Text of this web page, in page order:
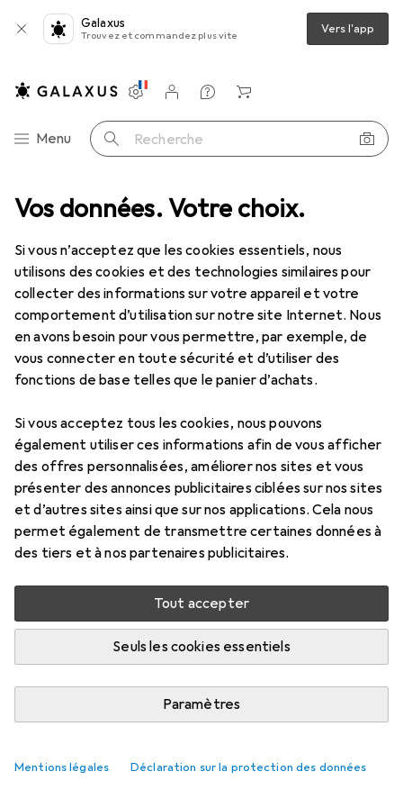
Vos données. Votre choix.
Si vous n’acceptez que les cookies essentiels, nous
utilisons des cookies et des technologies similaires pour
collecter des informations sur votre appareil et votre
comportement d’utilisation sur notre site Internet. Nous
en avons besoin pour vous permettre, par exemple, de
vous connecter en toute sécurité et d’utiliser des
fonctions de base telles que le panier d’achats.
Si vous acceptez tous les cookies, nous pouvons
également utiliser ces informations afin de vous afficher
des offres personnalisées, améliorer nos sites et vous
présenter des annonces publicitaires ciblées sur nos sites
et d’autres sites ainsi que sur nos applications. Cela nous
permet également de transmettre certaines données à
des tiers et à nos partenaires publicitaires.
Tout accepter
Seuls les cookies essentiels
Paramètres
Mentions légales Déclaration sur la protection des données
Galaxus
Trouvez et commandez plus vite Vers l'app
Navigation par catégorie
Menu Recherche
Paramètres
Compte client
Listes de comparaison
Listes d'envies
Panier
1m de câble USB 3.1 USB-C vers USB - câble de connexion USB 3.1
5 images
StarTech 1m de câble USB 3.1 USB-C
vers USB - câble de connexion USB 3.1
Prix en EUR TVA incl.
EUR
19,15
Évaluations Marque
Plus de produits StarTech
M'informer si le produit est disponible plus tôt
Ajouter au panier